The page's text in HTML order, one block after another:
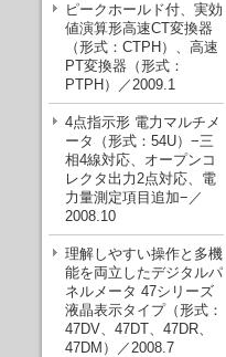
ピークホールド付、実効
値演算形高速CT変換器
（形式：CTPH）、高速
PT変換器（形式：
PTPH）／2009.1
4点指示形 電力マルチメ
ータ（形式：54U）−三
相4線対応、オープンコ
レクタ出力2点対応、電
力量測定項目追加−／
2008.10
理解しやすい操作と多機
能を両立したデジタルパ
ネルメータ 47シリーズ
液晶表示タイプ（形式：
47DV、47DT、47DR、
47DM）／2008.7